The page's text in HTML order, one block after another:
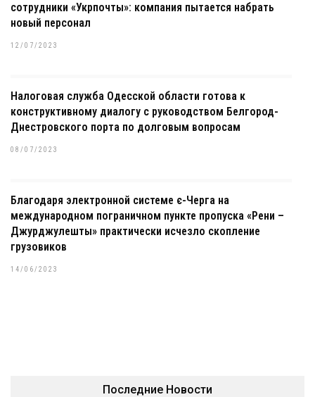
сотрудники «Укрпочты»: компания пытается набрать
новый персонал
12/07/2023
Налоговая служба Одесской области готова к
конструктивному диалогу с руководством Белгород-
Днестровского порта по долговым вопросам
08/07/2023
Благодаря электронной системе є-Черга на
международном пограничном пункте пропуска «Рени –
Джурджулешты» практически исчезло скопление
грузовиков
14/06/2023
Последние Новости